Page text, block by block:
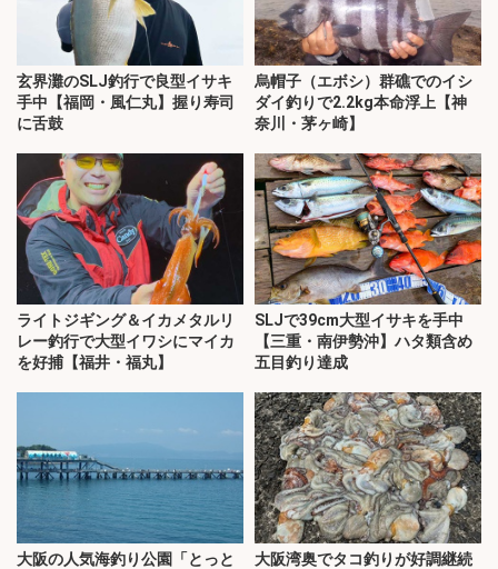
玄界灘のSLJ釣行で良型イサキ
手中【福岡・風仁丸】握り寿司
に舌鼓
烏帽子（エボシ）群礁でのイシ
ダイ釣りで2.2kg本命浮上【神
奈川・茅ヶ崎】
ライトジギング＆イカメタルリ
レー釣行で大型イワシにマイカ
を好捕【福井・福丸】
SLJで39cm大型イサキを手中
【三重・南伊勢沖】ハタ類含め
五目釣り達成
大阪の人気海釣り公園「とっと
大阪湾奥でタコ釣りが好調継続